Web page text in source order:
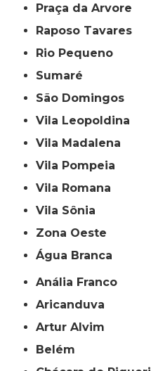
Praça da Arvore
Raposo Tavares
Rio Pequeno
Sumaré
São Domingos
Vila Leopoldina
Vila Madalena
Vila Pompeia
Vila Romana
Vila Sônia
Zona Oeste
Água Branca
Anália Franco
Aricanduva
Artur Alvim
Belém